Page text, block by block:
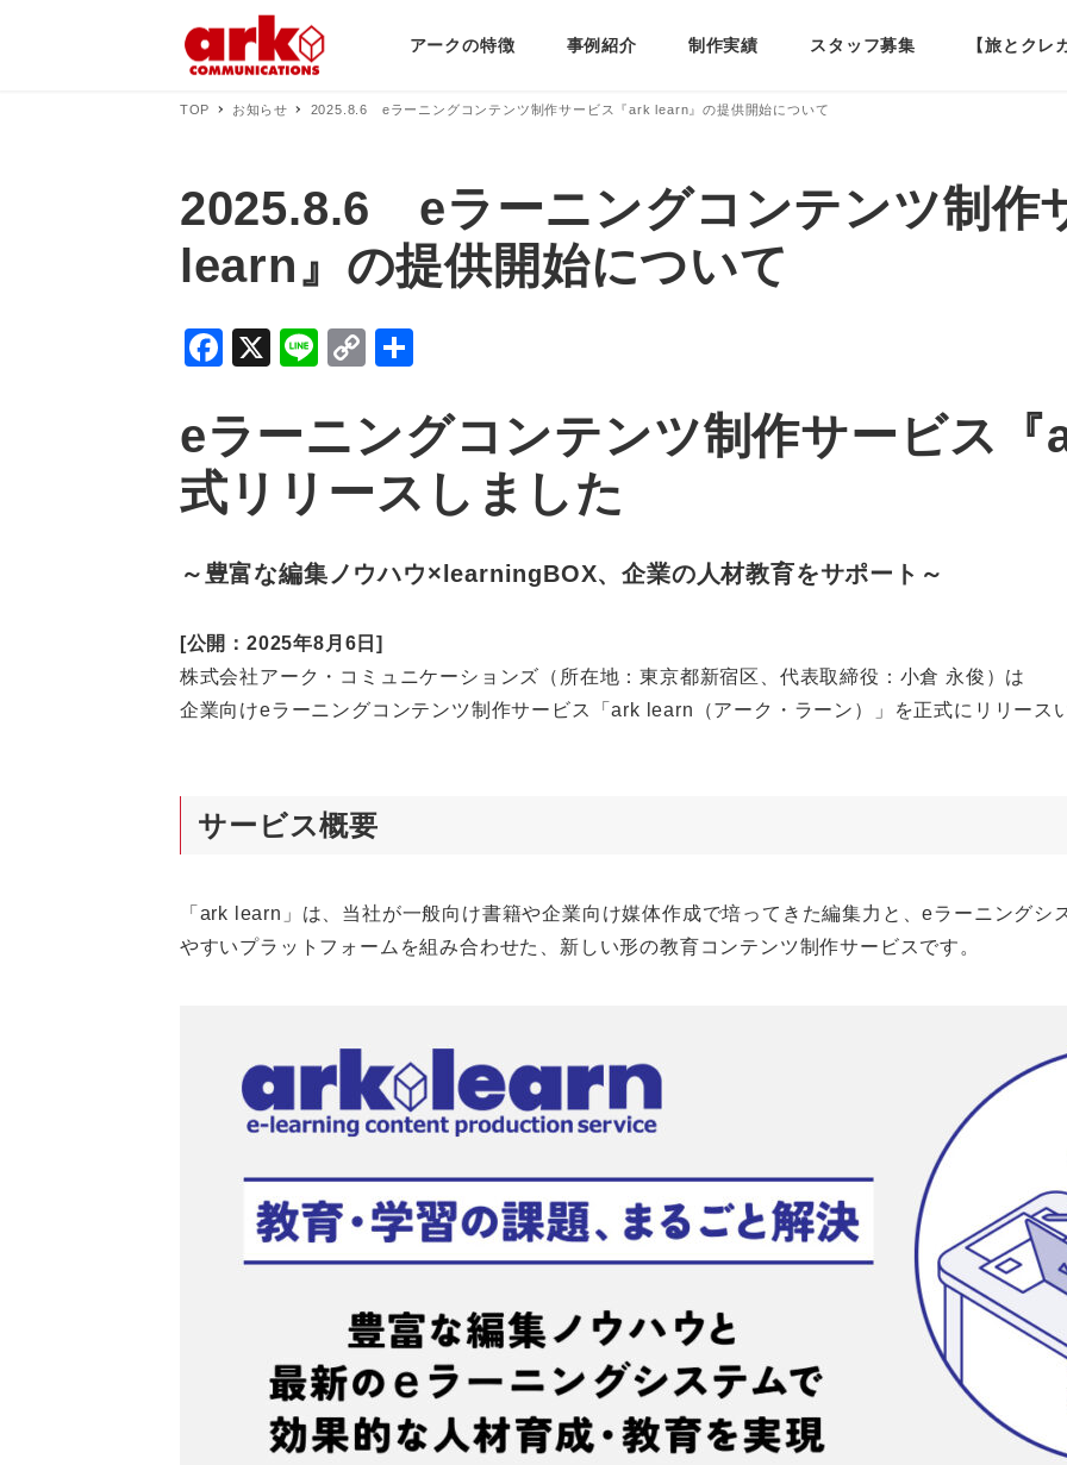
アークの特徴 事例紹介 制作実績 スタッフ募集 【旅とクレ
TOP お知らせ 2025.8.6 eラーニングコンテンツ制作サービス『ark learn』の提供開始について
2025.8.6 eラーニングコンテンツ制作
learn』の提供開始について
F
c
e
b
o
X
Li
e
C
p
y
Li
k
eラーニングコンテンツ制作サービス
式リリース しました
～豊富な編集ノウハウ×learningBOX、企業の人材教育をサポート～
[公開：2025年8月6日]
株式会社アーク・コミュニケーションズ（所在地：東京都新宿区、代表取締役：小倉 永俊）は
企業向けeラーニングコンテンツ制作サービス「ark learn（アーク・ラーン）」を正式にリリース
サービス概要
「ark learn」は、当社が一般向け書籍や企業向け媒体作成で培ってきた編集力と、eラーニング
やすいプラットフォームを組み合わせた、新しい形の教育コンテンツ制作サービスです。